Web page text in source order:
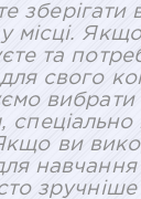
зберігати
місці.
та
для свого
ви